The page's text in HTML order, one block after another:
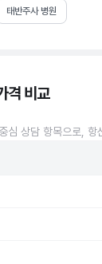
태반주사 병원
격 비교
심 상담 항목으로,